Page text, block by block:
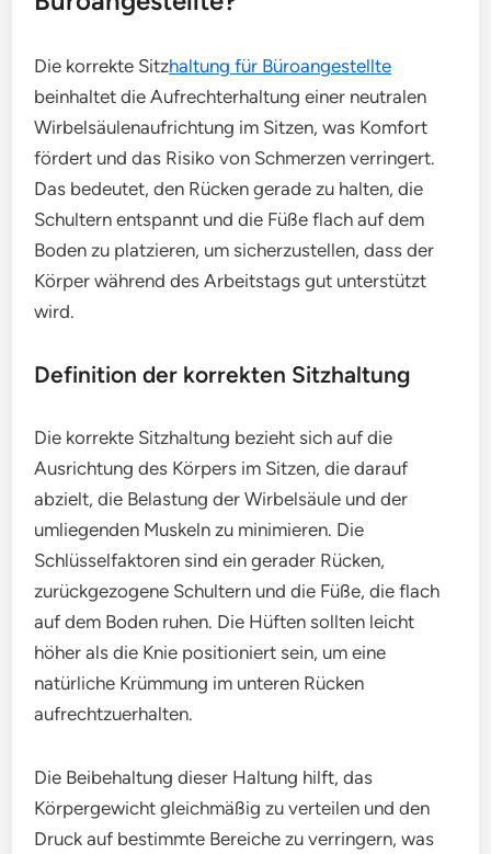
Die korrekte Sitzhaltung für Büroangestellte
beinhaltet die Aufrechterhaltung einer neutralen
Wirbelsäulenaufrichtung im Sitzen, was Komfort
fördert und das Risiko von Schmerzen verringert.
Das bedeutet, den Rücken gerade zu halten, die
Schultern entspannt und die Füße flach auf dem
Boden zu platzieren, um sicherzustellen, dass der
Körper während des Arbeitstags gut unterstützt
wird.
Definition der korrekten Sitzhaltung
Die korrekte Sitzhaltung bezieht sich auf die
Ausrichtung des Körpers im Sitzen, die darauf
abzielt, die Belastung der Wirbelsäule und der
umliegenden Muskeln zu minimieren. Die
Schlüsselfaktoren sind ein gerader Rücken,
zurückgezogene Schultern und die Füße, die flach
auf dem Boden ruhen. Die Hüften sollten leicht
höher als die Knie positioniert sein, um eine
natürliche Krümmung im unteren Rücken
aufrechtzuerhalten.
Die Beibehaltung dieser Haltung hilft, das
Körpergewicht gleichmäßig zu verteilen und den
Druck auf bestimmte Bereiche zu verringern, was